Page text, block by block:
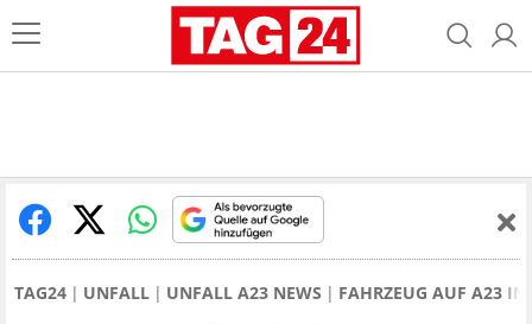
TAG24 UNFALL UNFALL A23 NEWS FAHRZEUG AUF A23 IN